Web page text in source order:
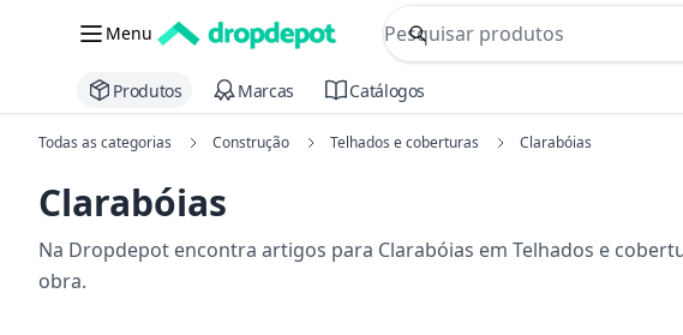
Menu
commerce search no header
Procurar
Produtos Marcas Catálogos
Todas as categorias Construção Telhados e coberturas Clarabóias
Clarabóias
Na Dropdepot encontra artigos para Clarabóias em Telhados e
obra.